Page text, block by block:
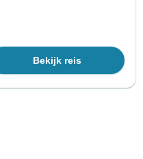
Bekijk reis